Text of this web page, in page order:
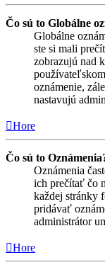
Čo sú to Globálne
Globálne
ste si mali
zobrazujú nad
oznámenie,
nastavujú
Hore
Čo sú to
Oznámenia
ich prečítať čo
každej stránky
pridávať
administrátor
Hore